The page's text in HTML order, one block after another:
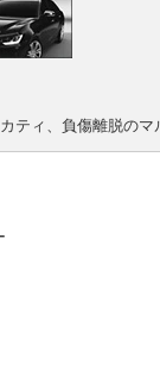
カティ、負傷離脱の